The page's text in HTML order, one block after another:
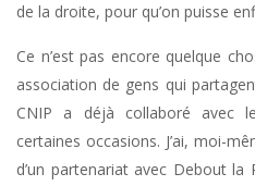
de la droite, pour qu’on puisse
Ce n’est pas encore quelque
association de gens qui
CNIP a déjà collaboré avec
certaines occasions. J’ai, moi-
d’un partenariat avec Debout la